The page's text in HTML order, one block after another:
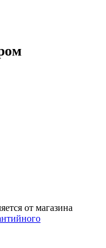
от магазина